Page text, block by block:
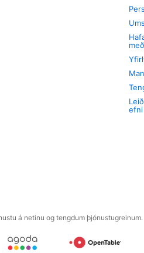
efni
á netinu og tengdum þjónustugreinum.